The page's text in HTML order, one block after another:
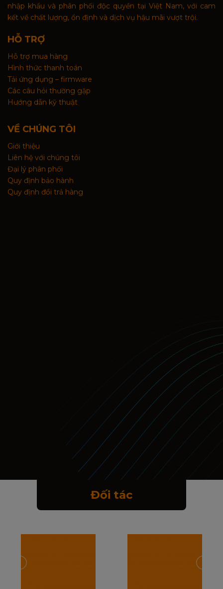
nhập khẩu và phân phối độc quyền tại Việt Nam, với cam
kết về chất lượng, ổn định và dịch vụ hậu mãi vượt trội.
HỖ TRỢ
Hỗ trợ mua hàng
Hình thức thanh toán
Tải ứng dụng – firmware
Các câu hỏi thường gặp
Hướng dẫn kỹ thuật
VỀ CHÚNG TÔI
Giới thiệu
Liên hệ với chúng tôi
Đại lý phân phối
Quy định bảo hành
Quy định đổi trả hàng
Đối tác